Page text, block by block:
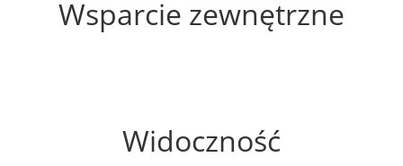
Wsparcie zewnętrzne
Widoczność